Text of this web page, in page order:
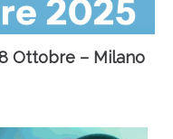
Ottobre – Milano